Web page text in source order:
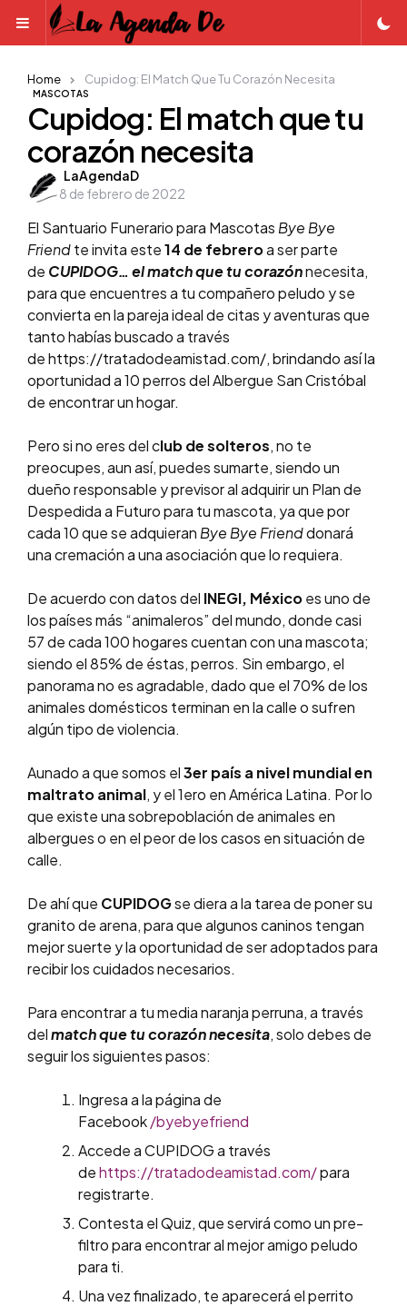
Menu
MASCOTAS
Cupidog: El match que tu
corazón necesita
Posted
by
LaAgendaD
8 de febrero de 2022
Home Cupidog: El Match Que Tu Corazón Necesita
El Santuario Funerario para Mascotas Bye Bye
Friendte invita este14 de febreroa ser parte
de CUPIDOG… el match que tu corazónnecesita,
para que encuentres a tu compañero peludo y se
convierta en la pareja ideal de citas y aventuras que
tanto habías buscado a través
de https://tratadodeamistad.com/, brindando así la
oportunidad a 10 perros del Albergue San Cristóbal
de encontrar un hogar.
Pero si no eres del club de solteros, no te
preocupes, aun así, puedes sumarte, siendo un
dueño responsable y previsor al adquirir un Plan de
Despedida a Futuro para tu mascota, ya que por
cada 10 que se adquieran Bye Bye Frienddonará
una cremación a una asociación que lo requiera.
De acuerdo con datos del INEGI, Méxicoes uno de
los países más “animaleros” del mundo, donde casi
57 de cada 100 hogares cuentan con una mascota;
siendo el 85% de éstas, perros. Sin embargo, el
panorama no es agradable, dado que el 70% de los
animales domésticos terminan en la calle o sufren
algún tipo de violencia.
Aunado a que somos el3er país a nivel mundial en
maltrato animal, y el 1ero en América Latina. Por lo
que existe una sobrepoblación de animales en
albergues o en el peor de los casos en situación de
calle.
De ahí que CUPIDOGse diera a la tarea de poner su
granito de arena, para que algunos caninos tengan
mejor suerte y la oportunidad de ser adoptados para
recibir los cuidados necesarios.
Para encontrar a tu media naranja perruna, a través
delmatch que tu corazón necesita, solo debes de
seguir los siguientes pasos:
Ingresa a la página de
Facebook/byebyefriend
Accede a CUPIDOG a través
dehttps://tratadodeamistad.com/para
registrarte.
Contesta el Quiz, que servirá como un pre-
filtro para encontrar al mejor amigo peludo
para ti.
Una vez finalizado, te aparecerá el perrito